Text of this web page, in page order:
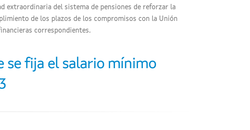
extraordinaria del sistema de pensiones de reforzar la
de los plazos de los compromisos con la Unión
correspondientes.
se fija el salario mínimo